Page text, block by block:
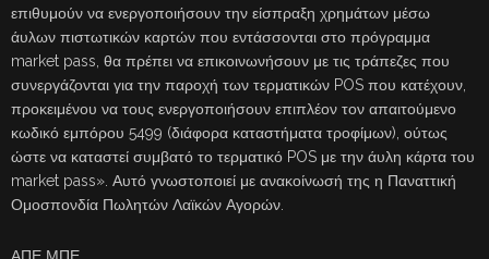
επιθυμούν να ενεργοποιήσουν την είσπραξη χρημάτων μέσω
άυλων πιστωτικών καρτών που εντάσσονται στο πρόγραμμα
market pass, θα πρέπει να επικοινωνήσουν με τις τράπεζες που
συνεργάζονται για την παροχή των τερματικών POS που κατέχουν,
προκειμένου να τους ενεργοποιήσουν επιπλέον τον απαιτούμενο
κωδικό εμπόρου 5499 (διάφορα καταστήματα τροφίμων), ούτως
ώστε να καταστεί συμβατό το τερματικό POS με την άυλη κάρτα του
market pass». Αυτό γνωστοποιεί με ανακοίνωσή της η Παναττική
Ομοσπονδία Πωλητών Λαϊκών Αγορών.